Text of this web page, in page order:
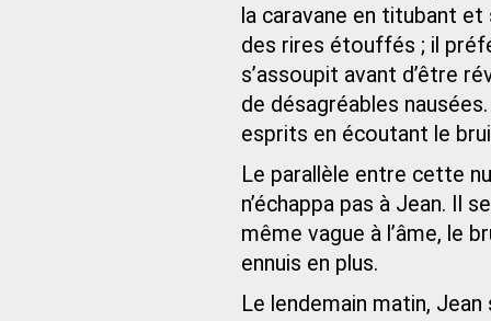
la caravane en titubant et
des rires étouffés ; il
s’assoupit avant d’être
de désagréables
esprits en écoutant le
Le parallèle entre cette
n’échappa pas à Jean. Il
même vague à l’âme, le
ennuis en plus.
Le lendemain matin,